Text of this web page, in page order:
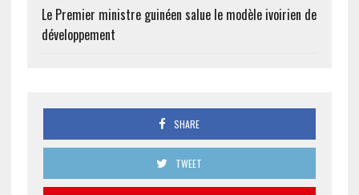
Le Premier ministre guinéen salue le modèle ivoirien de
développement
SHARE
TWEET